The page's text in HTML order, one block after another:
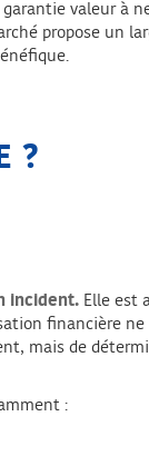
valeur à
propose un
?
incident. Elle est
financière ne
mais de
: